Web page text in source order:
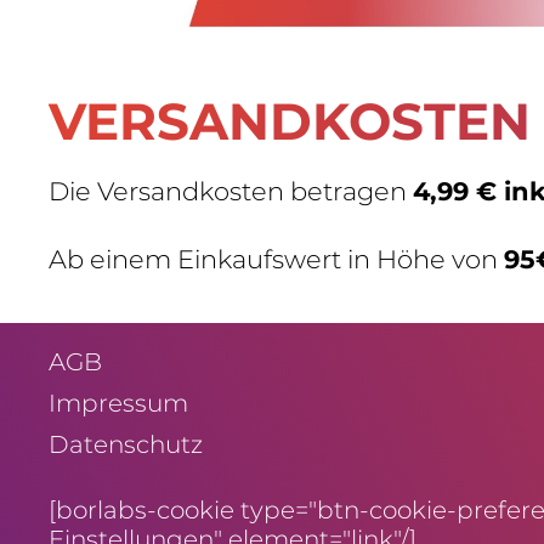
VERSAND­KOSTEN
Die Versand­kosten betragen 4,99 €
Ab einem Einkaufs­wert in Höhe von
AGB
Impressum
Daten­schutz
[borlabs-cookie type="btn-cookie-